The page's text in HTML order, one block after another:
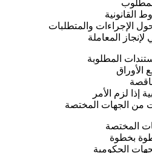
القانونية
الإجراءات والمتطلبات
المعاملة
المطلوبة
إذا لزم الأمر
من الجهات المختصة
المختصة
بخطوة
الحكومية